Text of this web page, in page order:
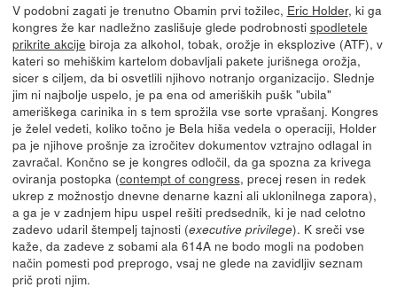
V podobni zagati je trenutno Obamin prvi tožilec, Eric Holder, ki ga
kongres že kar nadležno zaslišuje glede podrobnosti spodletele
prikrite akcije biroja za alkohol, tobak, orožje in eksplozive (ATF), v
kateri so mehiškim kartelom dobavljali pakete jurišnega orožja,
sicer s ciljem, da bi osvetlili njihovo notranjo organizacijo. Slednje
jim ni najbolje uspelo, je pa ena od ameriških pušk "ubila"
ameriškega carinika in s tem sprožila vse sorte vprašanj. Kongres
je želel vedeti, koliko točno je Bela hiša vedela o operaciji, Holder
pa je njihove prošnje za izročitev dokumentov vztrajno odlagal in
zavračal. Končno se je kongres odločil, da ga spozna za krivega
oviranja postopka (contempt of congress, precej resen in redek
ukrep z možnostjo dnevne denarne kazni ali uklonilnega zapora),
a ga je v zadnjem hipu uspel rešiti predsednik, ki je nad celotno
zadevo udaril štempelj tajnosti (executive privilege). K sreči vse
kaže, da zadeve z sobami ala 614A ne bodo mogli na podoben
način pomesti pod preprogo, vsaj ne glede na zavidljiv seznam
prič proti njim.